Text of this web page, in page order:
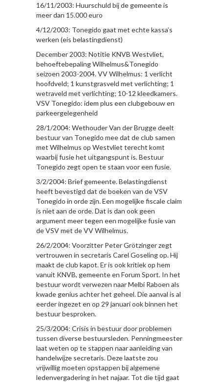
16/11/2003: Huurschuld bij de gemeente is
meer dan 15.000 euro
4/12/2003: Tonegido gaat met echte kassa’s
werken (eis belastingdienst)
December 2003: Notitie KNVB Westvliet,
behoeftebepaling Wilhelmus&Tonegido
seizoen 2003-2004. VV Wilhelmus: 1 verlicht
hoofdveld; 1 kunstgrasveld met verlichting; 1
wetraveld met verlichting; 10-12 kleedkamers.
VSV Tonegido: idem plus een clubgebouw en
parkeergelegenheid
28/1/2004: Wethouder Van der Brugge deelt
bestuur van Tonegido mee dat de club samen
met Wilhelmus op Westvliet terecht komt
waarbij fusie het uitgangspunt is. Bestuur
Tonegido zegt open te staan voor een fusie.
3/2/2004: Brief gemeente. Belastingdienst
heeft bevestigd dat de boeken van de VSV
Tonegido in orde zijn. Een mogelijke fiscale claim
is niet aan de orde. Dat is dan ook geen
argument meer tegen een mogelijke fusie van
de VSV met de VV Wilhelmus.
26/2/2004: Voorzitter Peter Grötzinger zegt
vertrouwen in secretaris Carel Goseling op. Hij
maakt de club kapot. Er is ook kritiek op hem
vanuit KNVB, gemeente en Forum Sport. In het
bestuur wordt verwezen naar Melbi Raboen als
kwade genius achter het geheel. Die aanval is al
eerder ingezet en op 29 januari ook binnen het
bestuur besproken.
25/3/2004: Crisis in bestuur door problemen
tussen diverse bestuursleden. Penningmeester
laat weten op te stappen naar aanleiding van
handelwijze secretaris. Deze laatste zou
vrijwillig moeten opstappen bij algemene
ledenvergadering in het najaar. Tot die tijd gaat